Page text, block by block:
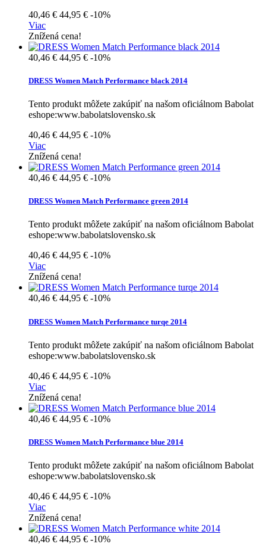
40,46 € 44,95 € -10%
Viac
Znížená cena!
40,46 € 44,95 € -10%
DRESS Women Match Performance black 2014
Tento produkt môžete zakúpiť na našom oficiálnom Babolat
eshope:www.babolatslovensko.sk
40,46 € 44,95 € -10%
Viac
Znížená cena!
40,46 € 44,95 € -10%
DRESS Women Match Performance green 2014
Tento produkt môžete zakúpiť na našom oficiálnom Babolat
eshope:www.babolatslovensko.sk
40,46 € 44,95 € -10%
Viac
Znížená cena!
40,46 € 44,95 € -10%
DRESS Women Match Performance turqe 2014
Tento produkt môžete zakúpiť na našom oficiálnom Babolat
eshope:www.babolatslovensko.sk
40,46 € 44,95 € -10%
Viac
Znížená cena!
40,46 € 44,95 € -10%
DRESS Women Match Performance blue 2014
Tento produkt môžete zakúpiť na našom oficiálnom Babolat
eshope:www.babolatslovensko.sk
40,46 € 44,95 € -10%
Viac
Znížená cena!
40,46 € 44,95 € -10%